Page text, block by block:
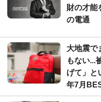
財の才能
の電通
大地震で
もない...
げて」と
年7月